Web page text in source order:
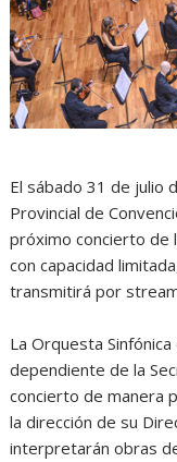
El sábado 31 de julio
Provincial de
próximo concierto de
con capacidad
transmitirá por
La Orquesta
dependiente de la
concierto de manera
la dirección de su
interpretarán obras